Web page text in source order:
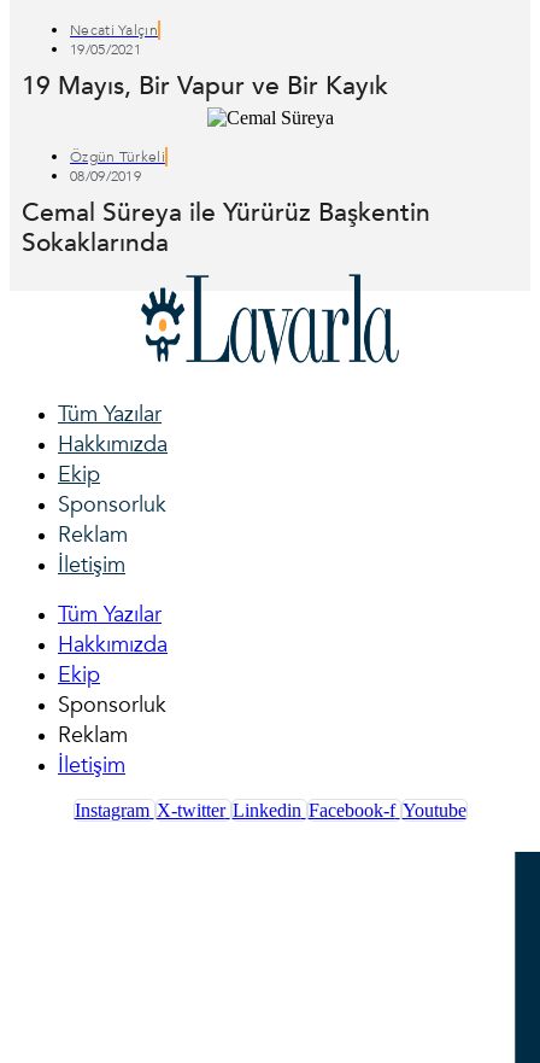
Necati Yalçın
19/05/2021
19 Mayıs, Bir Vapur ve Bir Kayık
Özgün Türkeli
08/09/2019
Cemal Süreya ile Yürürüz Başkentin
Sokaklarında
Tüm Yazılar
Hakkımızda
Ekip
Sponsorluk
Reklam
İletişim
Tüm Yazılar
Hakkımızda
Ekip
Sponsorluk
Reklam
İletişim
Instagram X-twitter Linkedin Facebook-f Youtube